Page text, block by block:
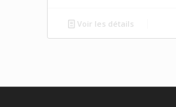
Voir les détails